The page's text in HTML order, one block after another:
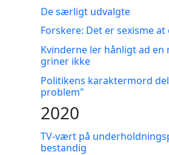
De særligt udvalgte
Forskere: Det er sexisme
Kvinderne ler hånligt ad
griner ikke
Politikens karaktermord
problem"
2020
TV-vært på
bestandig